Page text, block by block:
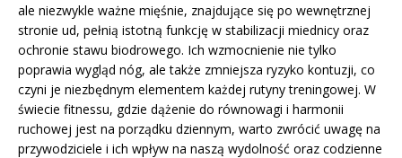
ale niezwykle ważne mięśnie, znajdujące się po wewnętrznej
stronie ud, pełnią istotną funkcję w stabilizacji miednicy oraz
ochronie stawu biodrowego. Ich wzmocnienie nie tylko
poprawia wygląd nóg, ale także zmniejsza ryzyko kontuzji, co
czyni je niezbędnym elementem każdej rutyny treningowej. W
świecie fitnessu, gdzie dążenie do równowagi i harmonii
ruchowej jest na porządku dziennym, warto zwrócić uwagę na
przywodziciele i ich wpływ na naszą wydolność oraz codzienne